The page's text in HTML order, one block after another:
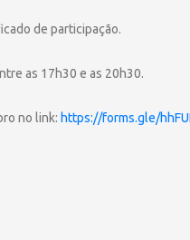
de participação.
as 17h30 e as 20h30.
no link: https://forms.gle/